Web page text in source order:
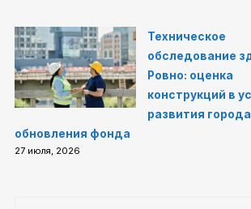
Техническое
обследование
Ровно: оценка
конструкций в
развития
обновления фонда
27 июля, 2026